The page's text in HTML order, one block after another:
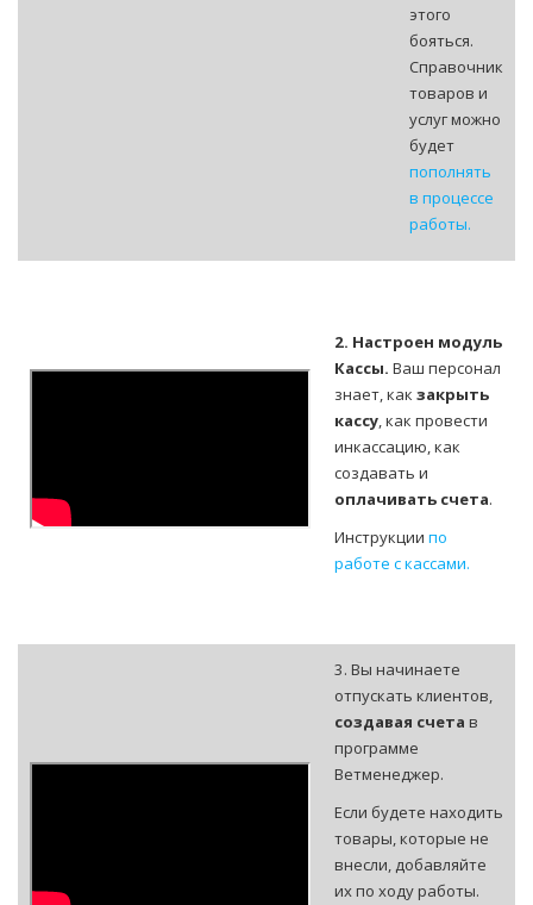
этого
бояться.
Справочник
товаров и
услуг можно
будет
пополнять
в процессе
работы.
2. Настроен модуль
Кассы. Ваш персонал
знает, как закрыть
кассу, как провести
инкассацию, как
создавать и
оплачивать счета.
Инструкции по
работе с кассами.
3. Вы начинаете
отпускать клиентов,
создавая счета в
программе
Ветменеджер.
Если будете находить
товары, которые не
внесли, добавляйте
их по ходу работы.